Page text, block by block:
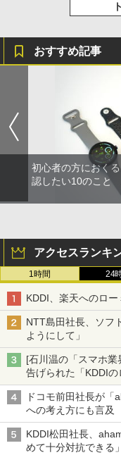
おすすめ記事
初心者の方におく
認したい10のこと
アクセスランキ
1時間 24
KDDI、楽天へのロ
NTT島田社長、ソフ
ようにして」
[石川温の「スマホ業
告げられた「KDDI
穴と楽天モバイルの
ドコモ前田社長が
への考え方にも言及
KDDI松田社長、
めて十分対抗できる」